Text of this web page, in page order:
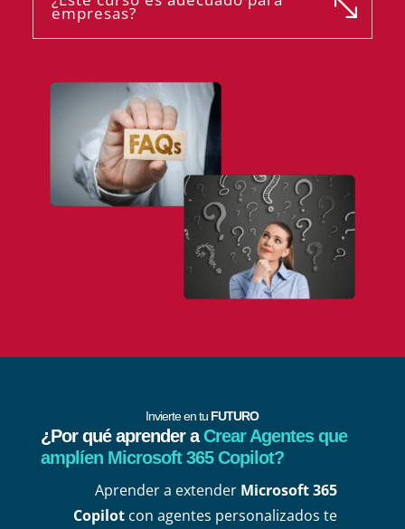
empresas?
Invierte en tu FUTURO
¿Por qué aprender aCrear Agentes que
amplíen Microsoft 365 Copilot?
Aprender a extender Microsoft 365
Copilot con agentes personalizados te